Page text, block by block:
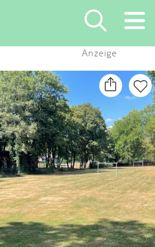
×
App
Blog
Anzeige